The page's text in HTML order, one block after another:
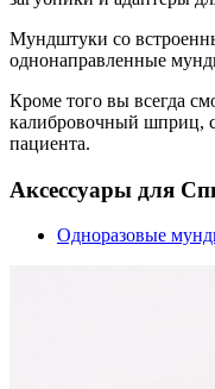
Мундштуки со
однонаправленные
Кроме того вы всегда
калибровочный шприц,
пациента.
Аксессуары для
Одноразовые